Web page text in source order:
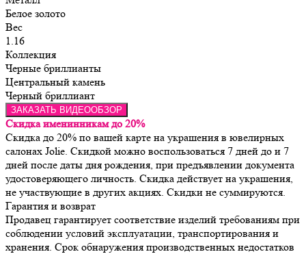
Белое золото
Вес
1.16
Коллекция
Черные бриллианты
Центральный камень
Черный бриллиант
ЗАКАЗАТЬ ВИДЕООБЗОР
Скидка именинникам до 20%
Скидка до 20% по вашей карте на украшения в ювелирных
салонах Jolie. Скидкой можно воспользоваться 7 дней до и 7
дней после даты дня рождения, при предъявлении документа
удостоверяющего личность. Скидка действует на украшения,
не участвующие в других акциях. Скидки не суммируются.
Гарантия и возврат
Продавец гарантирует соответствие изделий требованиям при
соблюдении условий эксплуатации, транспортирования и
хранения. Срок обнаружения производственных недостатков